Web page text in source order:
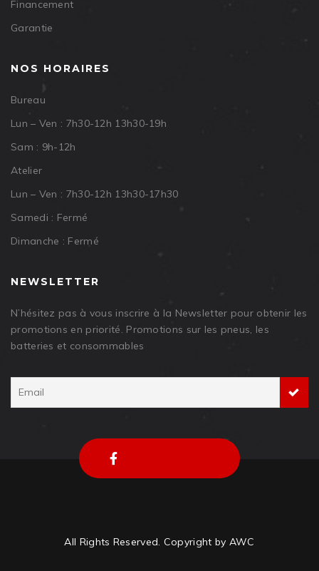
Financement
Garantie
NOS HORAIRES
Bureau
Lun – Ven : 7h30-12h 13h30-19h
Sam : 9h-12h
Atelier
Lun – Ven : 7h30-12h 13h30-17h30
Samedi : Fermé
Dimanche : Fermé
NEWSLETTER
N’hésitez pas à vous inscrire à la Newsletter pour obtenir les
promotions en priorité. Promotions sur les pneus, les
batteries et consommables
All Rights Reserved. Copyright by AWC